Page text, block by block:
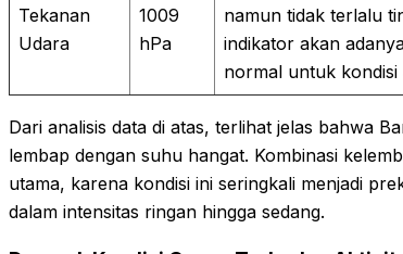
Tekanan
Udara
1009
hPa
namun tidak terlalu
indikator akan
normal untuk
Dari analisis data di atas, terlihat jelas bahwa
lembap dengan suhu hangat. Kombinasi
utama, karena kondisi ini seringkali menjadi
dalam intensitas ringan hingga sedang.